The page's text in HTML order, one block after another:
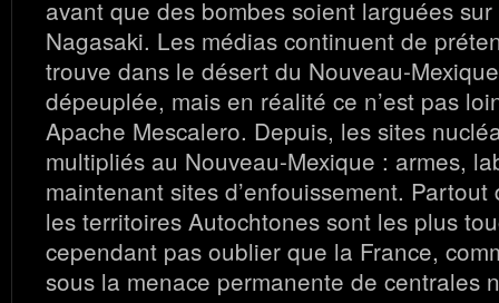
avant que des bombes soient larguées
Nagasaki. Les médias continuent de
trouve dans le désert du Nouveau-
dépeuplée, mais en réalité ce n’est pas
Apache Mescalero. Depuis, les sites
multipliés au Nouveau-Mexique : armes,
maintenant sites d’enfouissement.
les territoires Autochtones sont les plus
cependant pas oublier que la France,
sous la menace permanente de centrales